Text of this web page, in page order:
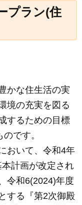
プラン(住
かな住生活の実
境の充実を図る
するための目標
です。
おいて、令和4年
計画が改定され
令和6(2024)年度
する『第2次御殿